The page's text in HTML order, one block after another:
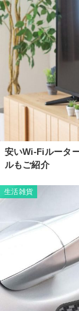
安いWi-Fiルータ
ルもご紹介
生活雑貨